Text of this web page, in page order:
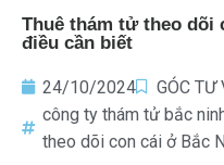
Thuê thám tử theo dõi
điều cần biết
24/10/2024
GÓC TƯ
công ty thám tử bắc
theo dõi con cái ở Bắc